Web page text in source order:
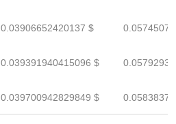
0.03906652420137 $
0.039391940415096 $
0.039700942829849 $